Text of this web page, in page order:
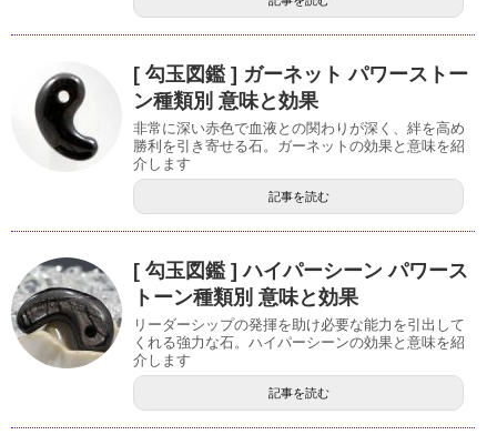
[ 勾玉図鑑 ] ガーネット パワーストー
ン種類別 意味と効果
非常に深い赤色で血液との関わりが深く、絆を高め
勝利を引き寄せる石。ガーネットの効果と意味を紹
介します
記事を読む
[ 勾玉図鑑 ] ハイパーシーン パワース
トーン種類別 意味と効果
リーダーシップの発揮を助け必要な能力を引出して
くれる強力な石。ハイパーシーンの効果と意味を紹
介します
記事を読む